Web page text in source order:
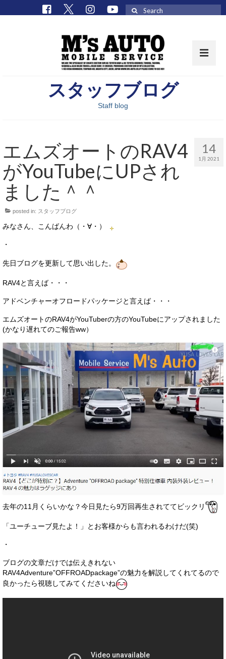
取扱車種一覧
M’sCollectionパーツ一覧
エムズオート
M’sCollection
エムズオートとは
店舗情報
店舗情報
会社概要
スタッフ紹介
ブログ
イベント
ニュース
お客様の声
お問い合わせ
メールフォーム
電話はこちら
スタッフブログ
Staff blog
14
1月 2021
エムズオートのRAV4
がYouTubeにUPされ
ました＾＾
posted in: スタッフブログ
みなさん、こんばんわ（・∀・）
・
先日ブログを更新して思い出した。
RAV4と言えば・・・
アドベンチャーオフロードパッケージと言えば・・・
エムズオートのRAV4がYouTuberの方のYouTubeにアップされました
(かなり遅れてのご報告ww）
去年の11月くらいかな？今日見たら9万回再生されててビックリ
「ユーチューブ見たよ！」とお客様からも言われるわけだ(笑)
・
ブログの文章だけでは伝えきれない
RAV4Adventure”OFFROADpackage”の魅力を解説してくれてるので
良かったら視聴してみてくださいね